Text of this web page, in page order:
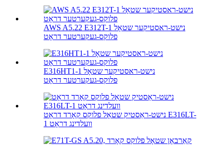
AWS A5.22 E312T-1 נישט-ראסטיקער שטאָל
פלוקס-געקערטער דראָט
E316HT1-1 נישט-ראסטיקער שטאָל
פלוקס-געקערטער דראָט
נישט-ראַסטיק שטאָל פלוקס קאָרד דראָט E316LT-
1 וועלדינג דראָט